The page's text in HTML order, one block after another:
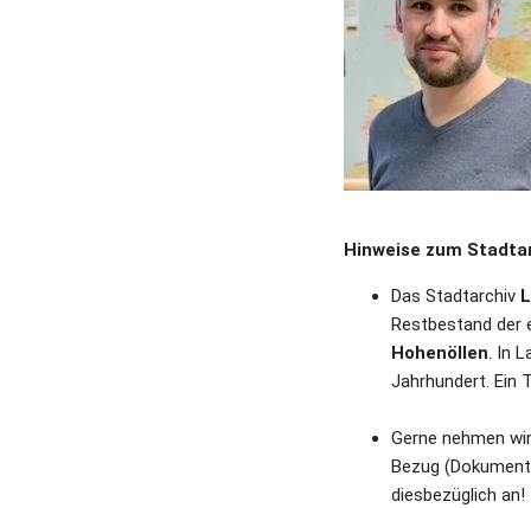
Hinweise zum
Das Stadtarchiv
Restbestand der
Hohenöllen. In
Jahrhundert. Ein
Gerne nehmen
Bezug
diesbezüglich an!